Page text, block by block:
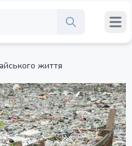
життя